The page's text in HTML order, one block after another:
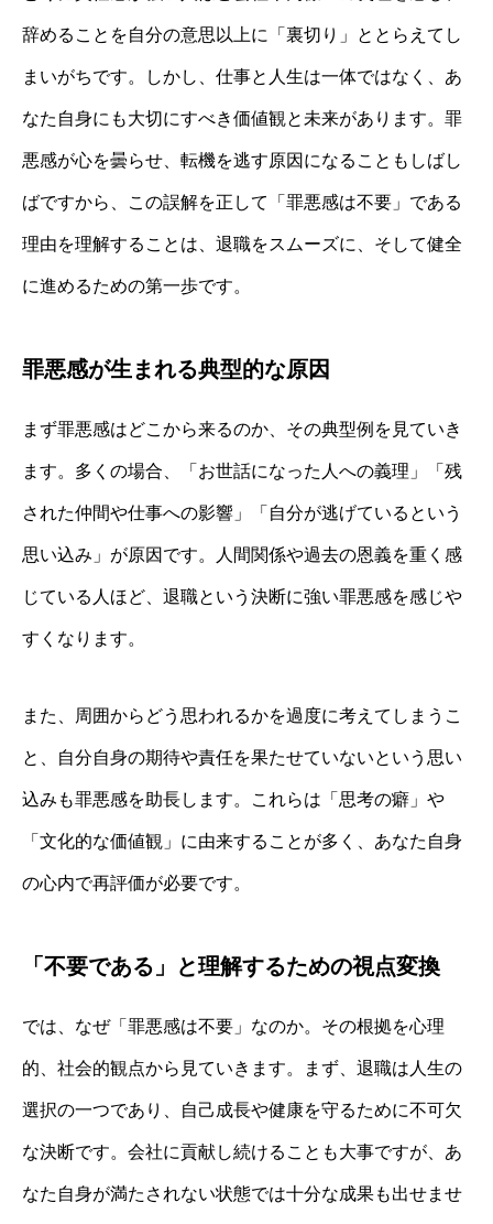
辞めることを自分の意思以上に「裏切り」ととらえてし
まいがちです。しかし、仕事と人生は一体ではなく、あ
なた自身にも大切にすべき価値観と未来があります。罪
悪感が心を曇らせ、転機を逃す原因になることもしばし
ばですから、この誤解を正して「罪悪感は不要」である
理由を理解することは、退職をスムーズに、そして健全
に進めるための第一歩です。
罪悪感が生まれる典型的な原因
まず罪悪感はどこから来るのか、その典型例を見ていき
ます。多くの場合、「お世話になった人への義理」「残
された仲間や仕事への影響」「自分が逃げているという
思い込み」が原因です。人間関係や過去の恩義を重く感
じている人ほど、退職という決断に強い罪悪感を感じや
すくなります。
また、周囲からどう思われるかを過度に考えてしまうこ
と、自分自身の期待や責任を果たせていないという思い
込みも罪悪感を助長します。これらは「思考の癖」や
「文化的な価値観」に由来することが多く、あなた自身
の心内で再評価が必要です。
「不要である」と理解するための視点変換
では、なぜ「罪悪感は不要」なのか。その根拠を心理
的、社会的観点から見ていきます。まず、退職は人生の
選択の一つであり、自己成長や健康を守るために不可欠
な決断です。会社に貢献し続けることも大事ですが、あ
なた自身が満たされない状態では十分な成果も出せませ